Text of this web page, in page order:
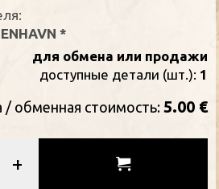
*
для обмена или продажи
доступные детали (шт.): 1
/ oбменная стоимость: 5.00 €
+